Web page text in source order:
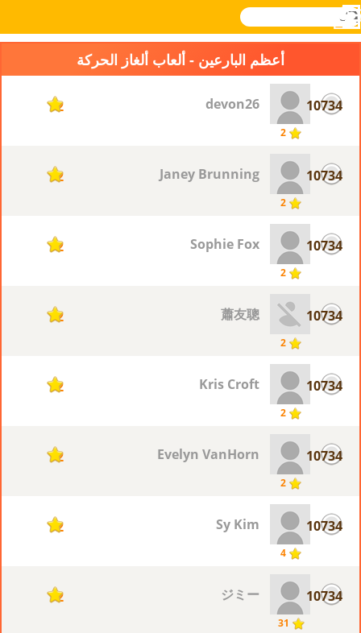
Novel
بحث
تسجيل
القائمة
أعظم البارعين - ألعاب ألغاز الحركة
10734
2
devon26
2
10734
2
Janey Brunning
2
10734
2
Sophie Fox
2
10734
2
蕭友聰
2
10734
2
Kris Croft
2
10734
2
Evelyn VanHorn
2
10734
4
Sy Kim
2
10734
31
ジミー
2